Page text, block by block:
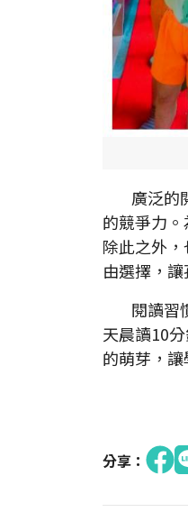
廣泛的閱
的競爭力
除此之外
由選擇，
閱讀習慣
天晨讀10
的萌芽，
分享：